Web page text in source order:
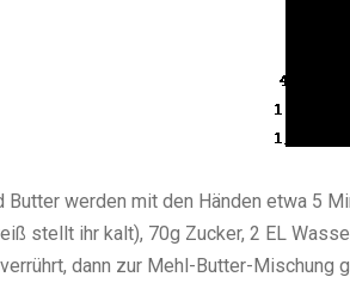
Butter werden mit den Händen etwa 5
stellt ihr kalt), 70g Zucker, 2 EL
dann zur Mehl-Butter-Mischung